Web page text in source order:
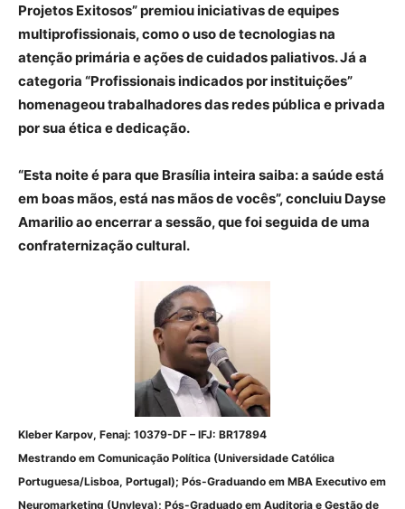
Projetos Exitosos” premiou iniciativas de equipes
multiprofissionais, como o uso de tecnologias na
atenção primária e ações de cuidados paliativos. Já a
categoria “Profissionais indicados por instituições”
homenageou trabalhadores das redes pública e privada
por sua ética e dedicação.
“Esta noite é para que Brasília inteira saiba: a saúde está
em boas mãos, está nas mãos de vocês”, concluiu Dayse
Amarilio ao encerrar a sessão, que foi seguida de uma
confraternização cultural.
Kleber Karpov, Fenaj: 10379-DF – IFJ: BR17894
Mestrando em Comunicação Política (Universidade Católica
Portuguesa/Lisboa, Portugal); Pós-Graduando em MBA Executivo em
Neuromarketing (Unyleya); Pós-Graduado em Auditoria e Gestão de